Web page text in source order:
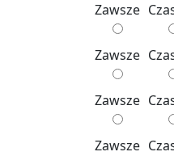
Jak
sobie ze
zapanuj
ciałem
Radom
Za­wsze
Za­wsze
Za­wsze
Za­wsze